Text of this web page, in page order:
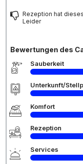
Rezeption hat
Leider
Bewertungen des
Sauberkeit
Unterkunft/
Komfort
Rezeption
Services